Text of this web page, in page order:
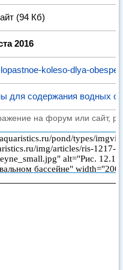
(94 Кб)
2016
koleso-dlya-
для содержания водных
на форум или сайт,